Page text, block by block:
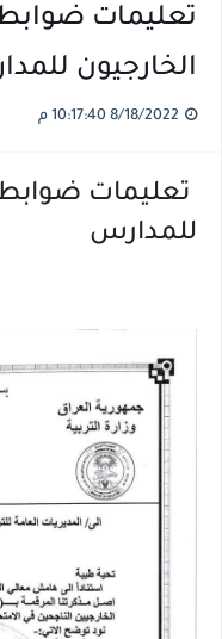
تعليمات
الخارجيون للمدارس
تعليمات ضوابط
للمدارس